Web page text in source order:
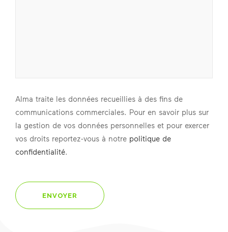
Alma traite les données recueillies à des fins de
communications commerciales. Pour en savoir plus sur
la gestion de vos données personnelles et pour exercer
vos droits reportez-vous à notre politique de
confidentialité.